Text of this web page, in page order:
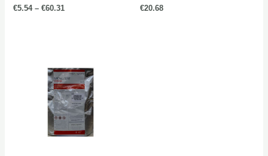
€5.54–€60.31 €20.68